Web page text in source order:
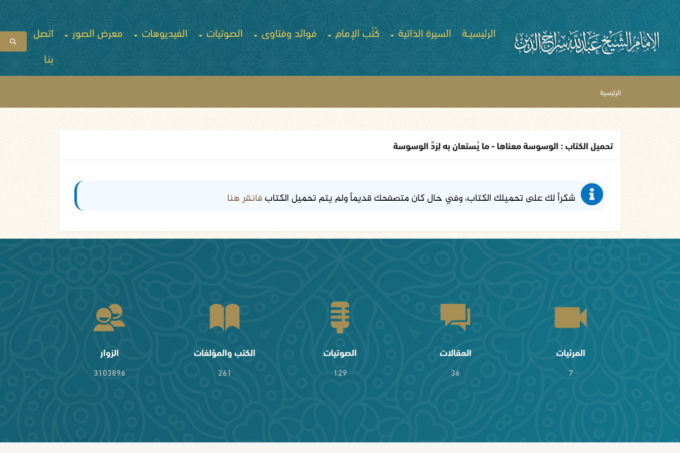
الرئيسيــة السيرة الذاتية كُتُب الإمام فوائد وفتاوى الصوتيات الفيديوهات معرض الصور
اتصل
بنـا
الرئيسية
تحميل الكتاب : الوسوسة معناها - ما يُستعان به لِرَدِّ الوسوسة
شكراً لك على تحميلك الكتاب، وفي حال كان متصفحك قديماً ولم يتم تحميل الكتابفانقر هنا
المرئيات
7
المقالات
36
الصوتيات
129
الكتب والمؤلفات
261
الزوار
3103896